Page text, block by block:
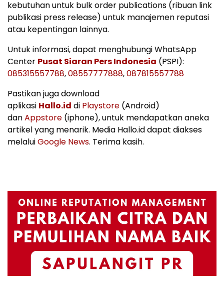
kebutuhan untuk bulk order publications (ribuan link
publikasi press release) untuk manajemen reputasi
atau kepentingan lainnya.
Untuk informasi, dapat menghubungi WhatsApp
Center Pusat Siaran Pers Indonesia (PSPI):
085315557788,08557777888,087815557788
Pastikan juga download
aplikasi Hallo.id di Playstore (Android)
danAppstore (iphone), untuk mendapatkan aneka
artikel yang menarik. Media Hallo.id dapat diakses
melaluiGoogle News. Terima kasih.